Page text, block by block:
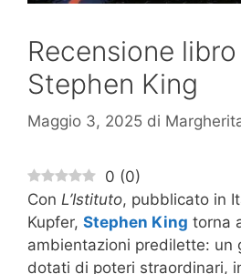
Recensione
Stephen King
Maggio 3, 2025 di
0 (0)
Con L’Istituto, pubblicato in
Kupfer, Stephen King torna
ambientazioni predilette: un
dotati di poteri straordinari,